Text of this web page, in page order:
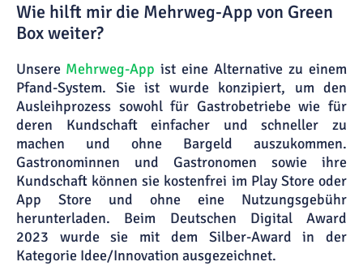
Wie hilft mir die Mehrweg-App von Green
Box weiter?
Unsere Mehrweg-App ist eine Alternative zu einem
Pfand-System. Sie ist wurde konzipiert, um den
Ausleihprozess sowohl für Gastrobetriebe wie für
deren Kundschaft einfacher und schneller zu
machen und ohne Bargeld auszukommen.
Gastronominnen und Gastronomen sowie ihre
Kundschaft können sie kostenfrei im Play Store oder
App Store und ohne eine Nutzungsgebühr
herunterladen. Beim Deutschen Digital Award
2023 wurde sie mit dem Silber-Award in der
Kategorie Idee/Innovation ausgezeichnet.